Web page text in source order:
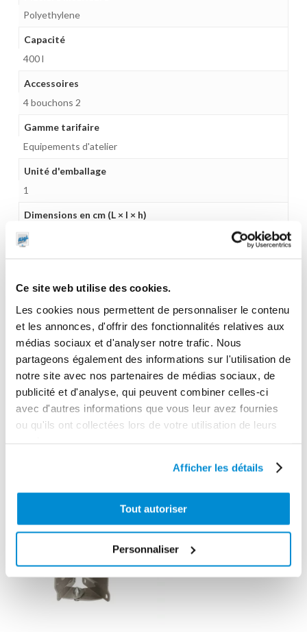
Ce site web utilise des cookies.
Les cookies nous permettent de personnaliser le contenu
et les annonces, d'offrir des fonctionnalités relatives aux
médias sociaux et d'analyser notre trafic. Nous
partageons également des informations sur l'utilisation de
notre site avec nos partenaires de médias sociaux, de
publicité et d'analyse, qui peuvent combiner celles-ci
avec d'autres informations que vous leur avez fournies
ou qu'ils ont collectées lors de votre utilisation de leurs
Afficher les détails
Tout autoriser
Personnaliser
Polyethylene
Capacité
400 l
Accessoires
4 bouchons 2
Gamme tarifaire
Equipements d'atelier
Unité d'emballage
1
Dimensions en cm (L × l × h)
73 x 70 x 117
1 an
Gencode
3284660407509